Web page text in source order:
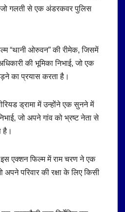
जो गलती से एक अंडरकवर पुलिस
“थानी ओरुवन” की रीमेक, जिसमें
की भूमिका निभाई, जो एक
का प्रयास करता है।
ड्रामा में उन्होंने एक सुनने में
जो अपने गांव को भ्रष्ट नेता से
है।
इस एक्शन फिल्म में राम चरण ने एक
अपने परिवार की रक्षा के लिए किसी